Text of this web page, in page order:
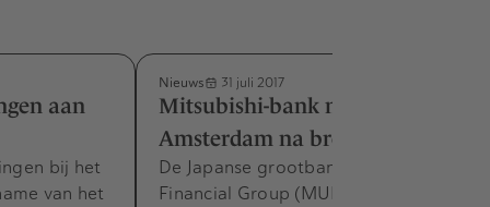
aan
bij het
van het
Nieuws 31 juli 2017
Mitsubishi-bank naar
Amsterdam na brexit
De Japanse grootbank Mitsubishi UFJ
Financial Group (MUFG) heeft